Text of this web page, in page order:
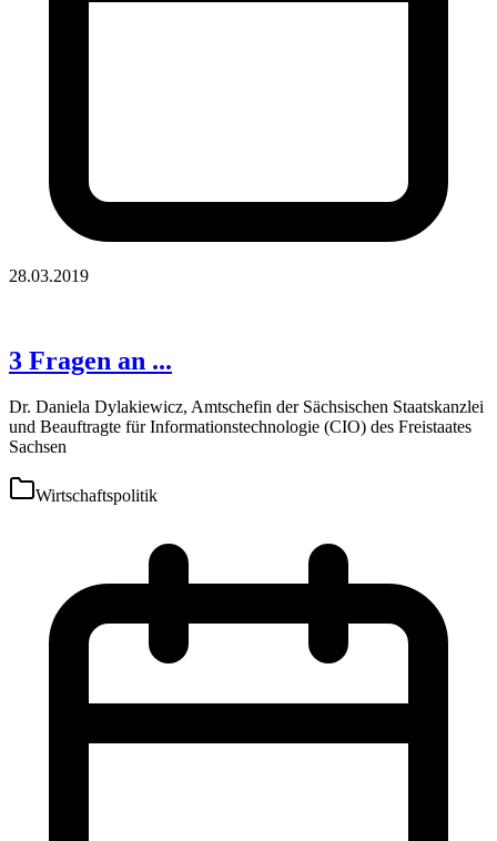
28.03.2019
3 Fragen an ...
Dr. Daniela Dylakiewicz, Amtschefin der Sächsischen Staatskanzlei
und Beauftragte für Informationstechnologie (CIO) des Freistaates
Sachsen
Wirtschaftspolitik